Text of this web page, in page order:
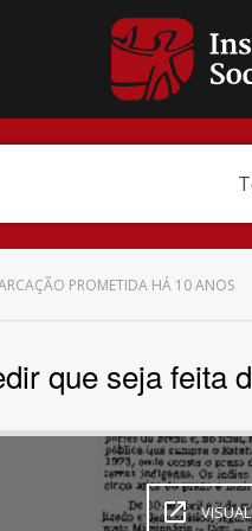
PROMETIDA HÁ 10 ANOS
que seja feita